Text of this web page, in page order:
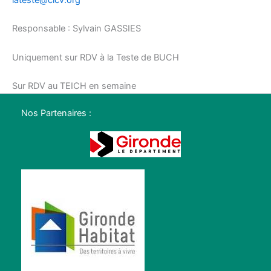
Responsable : Sylvain GASSIES
Uniquement sur RDV à la Teste de BUCH
Sur RDV au TEICH en semaine
Nos Partenaires :